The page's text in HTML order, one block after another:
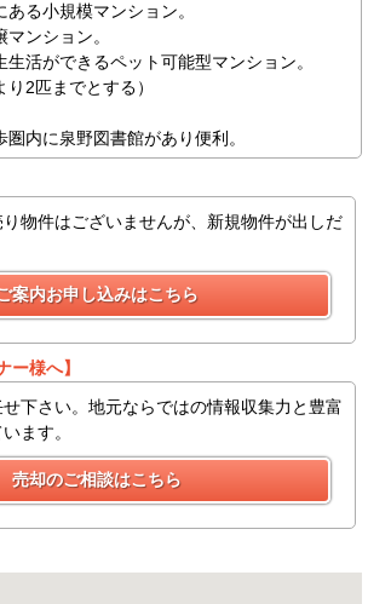
る小規模マンション。
ンション。
活ができるペット可能型マンション。
り2匹までとする）
内に泉野図書館があり便利。
物件はございませんが、新規物件が出しだ
ー様へ】
下さい。地元ならではの情報収集力と豊富
ます。